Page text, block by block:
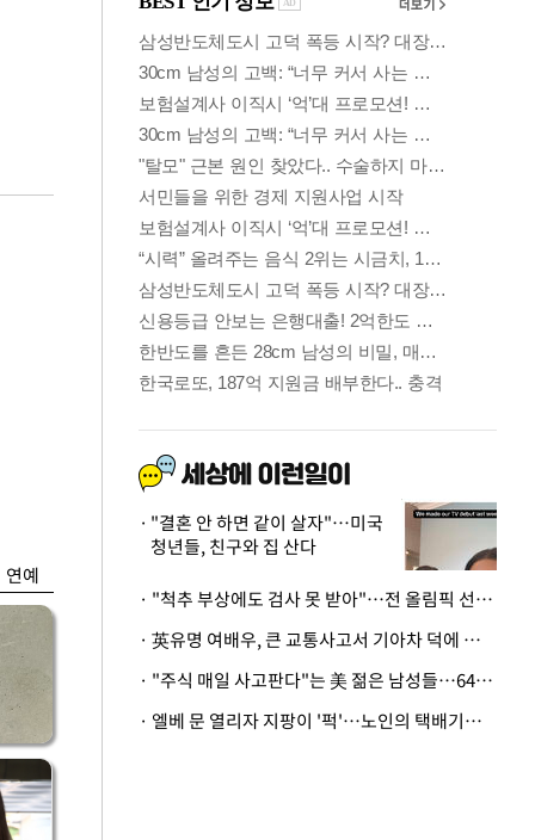
금융
다시 뛰는 코스닥…
ETF 수익률 상위권
찍어
연예
"결혼 안 하면 같이 살자"…미국
청년들, 친구와 집 산다
· "척추 부상에도 검사 못 받아"…전 올림픽 선수, 美봅슬레이협회 상대 소송
· 英유명 여배우, 큰 교통사고서 기아차 덕에 살았다
· "주식 매일 사고판다"는 美 젊은 남성들…64%가 "나는 인생의 패배자“
· 엘베 문 열리자 지팡이 '퍽'…노인의 택배기사 폭행 이유